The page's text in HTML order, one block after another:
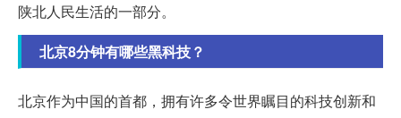
陕北人民生活的一部分。
北京8分钟有哪些黑科技？
北京作为中国的首都，拥有许多令世界瞩目的科技创新和